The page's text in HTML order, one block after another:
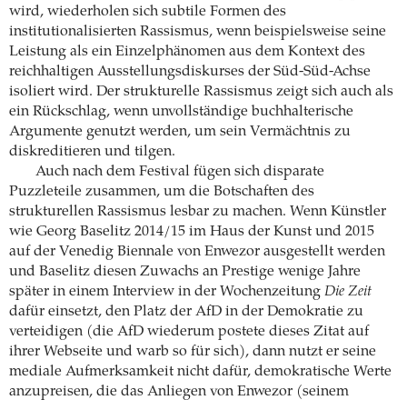
wird, wiederholen sich subtile Formen des
institutionalisierten Rassismus, wenn beispielsweise seine
Leistung als ein Einzelphänomen aus dem Kontext des
reichhaltigen Ausstellungsdiskurses der Süd-Süd-Achse
isoliert wird. Der strukturelle Rassismus zeigt sich auch als
ein Rückschlag, wenn unvollständige buchhalterische
Argumente genutzt werden, um sein Vermächtnis zu
diskreditieren und tilgen.
Auch nach dem Festival fügen sich disparate
Puzzleteile zusammen, um die Botschaften des
strukturellen Rassismus lesbar zu machen. Wenn Künstler
wie Georg Baselitz 2014/15 im Haus der Kunst und 2015
auf der Venedig Biennale von Enwezor ausgestellt werden
und Baselitz diesen Zuwachs an Prestige wenige Jahre
später in einem Interview in der Wochenzeitung Die Zeit
dafür einsetzt, den Platz der AfD in der Demokratie zu
verteidigen (die AfD wiederum postete dieses Zitat auf
ihrer Webseite und warb so für sich), dann nutzt er seine
mediale Aufmerksamkeit nicht dafür, demokratische Werte
anzupreisen, die das Anliegen von Enwezor (seinem